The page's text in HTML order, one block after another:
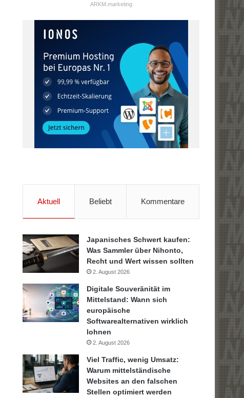
ARKM.marketing
Aktuell Beliebt Kommentare
Japanisches Schwert kaufen:
Was Sammler über Nihonto,
Recht und Wert wissen sollten
2. August 2026
Digitale Souveränität im
Mittelstand: Wann sich
europäische
Softwarealternativen wirklich
lohnen
2. August 2026
Viel Traffic, wenig Umsatz:
Warum mittelständische
Websites an den falschen
Stellen optimiert werden